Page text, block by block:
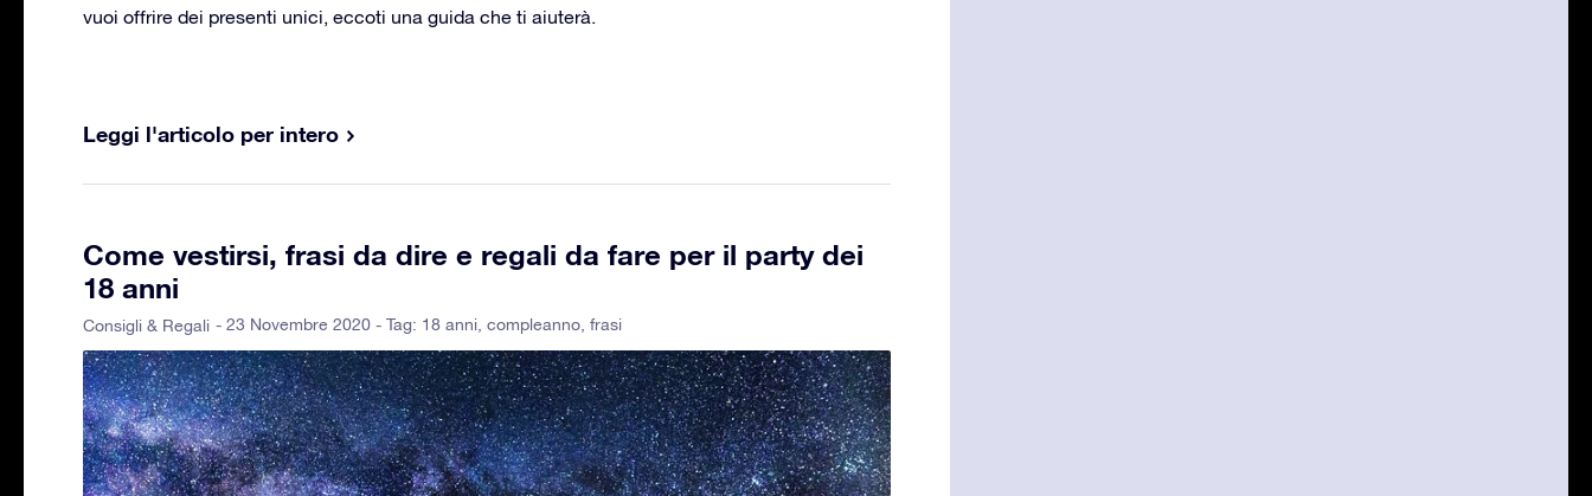
vuoi offrire dei presenti unici, eccoti una guida che ti aiuterà.
Leggi l'articolo per intero
Come vestirsi, frasi da dire e regali da fare per il party dei
18 anni
Consigli & Regali - 23 Novembre 2020 - Tag: 18 anni compleanno frasi